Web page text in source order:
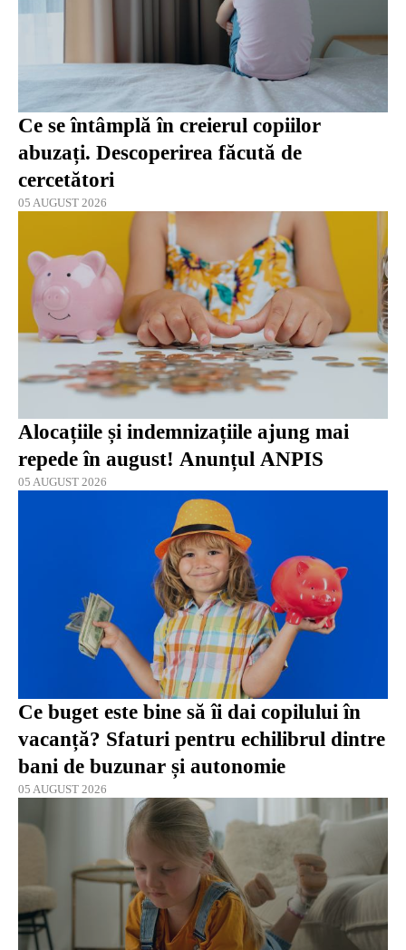
Ce se întâmplă în creierul copiilor
abuzați. Descoperirea făcută de
cercetători
05 AUGUST 2026
Alocațiile și indemnizațiile ajung mai
repede în august! Anunțul ANPIS
05 AUGUST 2026
Ce buget este bine să îi dai copilului în
vacanță? Sfaturi pentru echilibrul dintre
bani de buzunar și autonomie
05 AUGUST 2026